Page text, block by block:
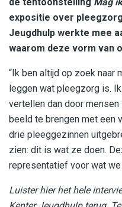
expositie over
Jeugdhulp werkte mee
waarom deze vorm van
“Ik ben altijd op zoek naar
leggen wat pleegzorg is.
vertellen dan door
beeld te brengen met een
drie pleeggezinnen
zien: dit is wat ze doen.
representatief voor wat
Luister hier het hele